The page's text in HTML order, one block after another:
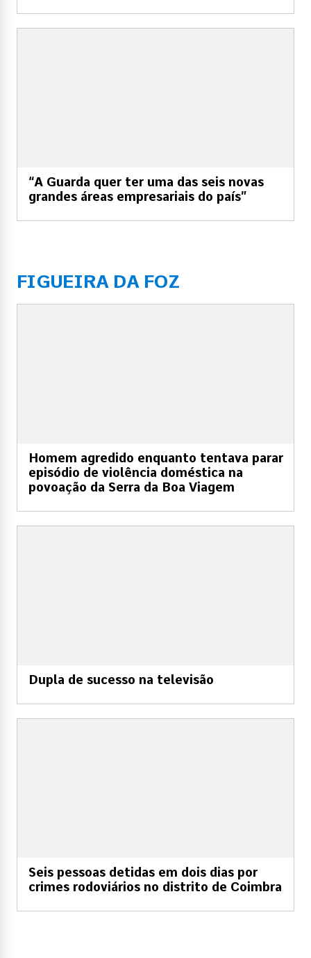
“A Guarda quer ter uma das seis novas
grandes áreas empresariais do país”
FIGUEIRA DA FOZ
Homem agredido enquanto tentava parar
episódio de violência doméstica na
povoação da Serra da Boa Viagem
Dupla de sucesso na televisão
Seis pessoas detidas em dois dias por
crimes rodoviários no distrito de Coimbra